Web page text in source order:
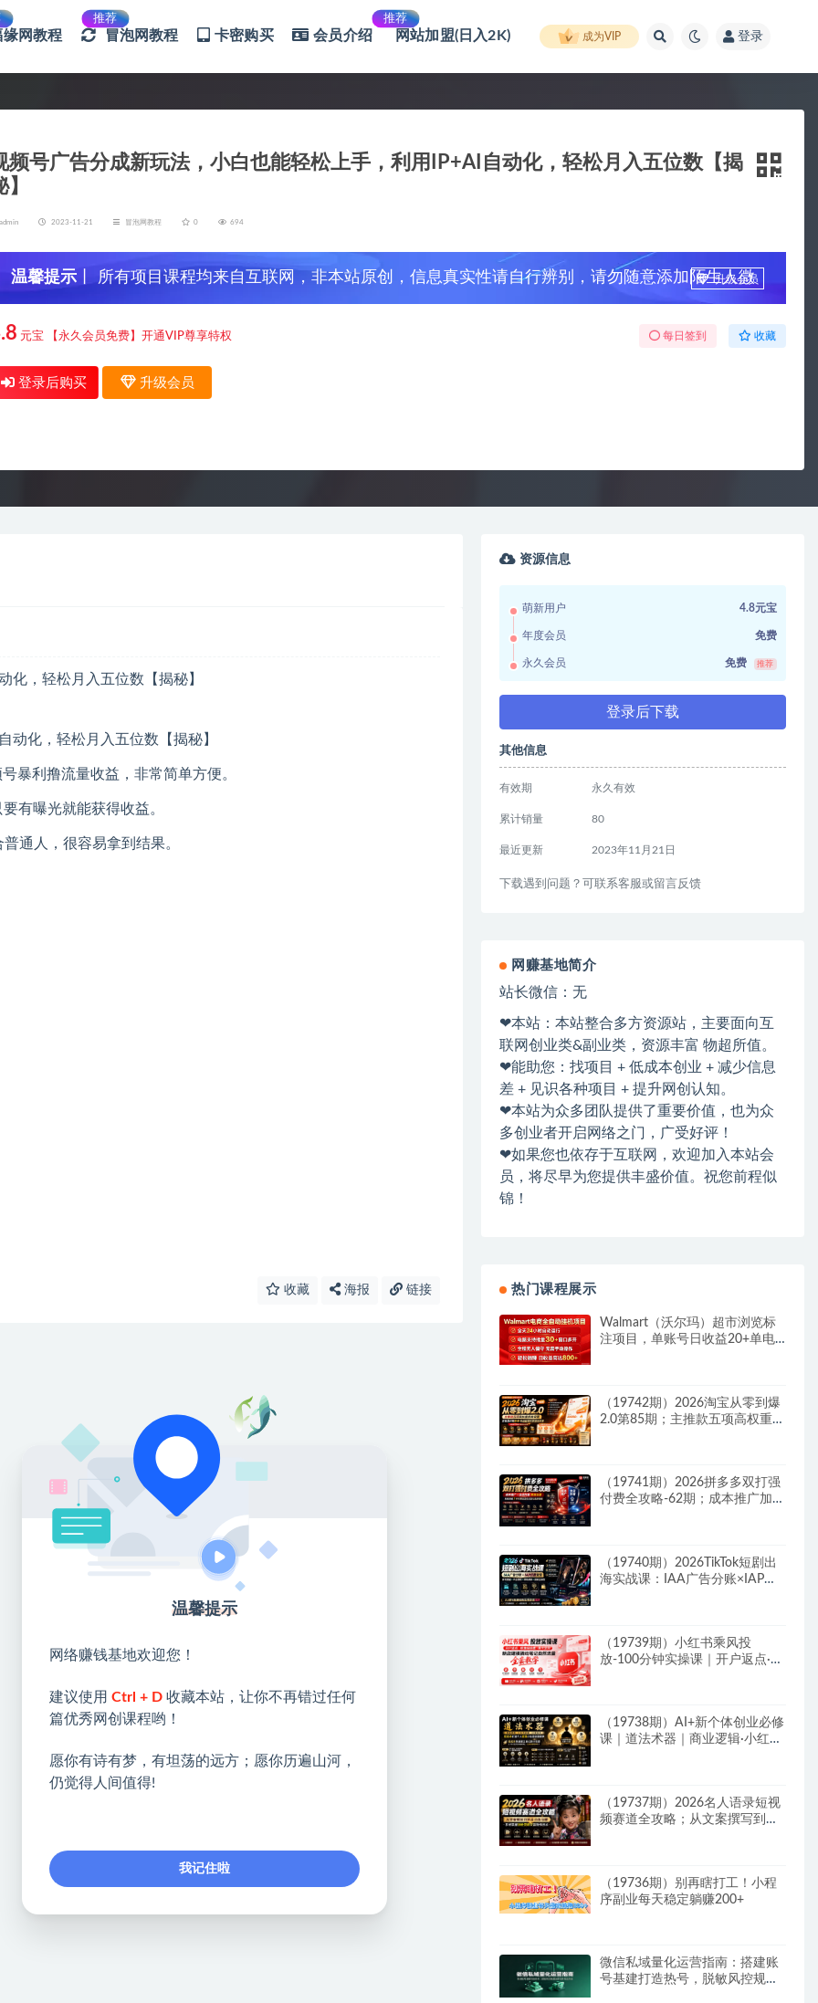
缘网教程
推荐
冒泡网教程 卡密购买 会员介绍
推荐
网站加盟(日入2K) 成为VIP 登录
频号广告分成新玩法，小白也能轻松上手，利用IP+AI自动化，轻松月入五位数【揭
】
admin 2023-11-21 冒泡网教程 0 694
温馨提示 丨 所有项目课程均来自互联网，非本站原创，信息真实性请自行辨别，请勿随意添加陌生人微
信，谨防上当受骗！
升级会员
元宝 【永久会员免费】开通VIP尊享特权 每日签到 收藏
登录后购买 升级会员
化，轻松月入五位数【揭秘】
暴利撸流量收益，非常简单方便。
有曝光就能获得收益。
通人，很容易拿到结果。
收藏 海报 链接
资源信息
萌新用户 4.8元宝
年度会员 免费
永久会员 免费 推荐
登录后下载
其他信息
有效期 永久有效
累计销量 80
最近更新 2023年11月21日
下载遇到问题？可联系客服或留言反馈
网赚基地简介
站长微信：无
❤本站：本站整合多方资源站，主要面向互
联网创业类&副业类，资源丰富 物超所值。
❤能助您：找项目 + 低成本创业 + 减少信息
差 + 见识各种项目 + 提升网创认知。
❤本站为众多团队提供了重要价值，也为众
多创业者开启网络之门，广受好评！
❤如果您也依存于互联网，欢迎加入本站会
员，将尽早为您提供丰盛价值。祝您前程似
锦！
热门课程展示
Walmart（沃尔玛）超市浏览标
注项目，单账号日收益20+单电
（19742期）2026淘宝从零到爆
2.0第85期；主推款五项高权重初
（19741期）2026拼多多双打强
付费全攻略-62期；成本推广加托
（19740期）2026TikTok短剧出
海实战课：IAA广告分账×IAP付
（19739期）小红书乘风投
放-100分钟实操课｜开户返点·标
（19738期）AI+新个体创业必修
课｜道法术器｜商业逻辑·小红书
（19737期）2026名人语录短视
频赛道全攻略；从文案撰写到声
（19736期）别再瞎打工！小程
序副业每天稳定躺赚200+
微信私域量化运营指南：搭建账
号基建打造热号，脱敏风控规避
温馨提示
网络赚钱基地欢迎您！
建议使用 Ctrl + D 收藏本站，让你不再错过任何
篇优秀网创课程哟！
愿你有诗有梦，有坦荡的远方；愿你历遍山河，
仍觉得人间值得!
我记住啦